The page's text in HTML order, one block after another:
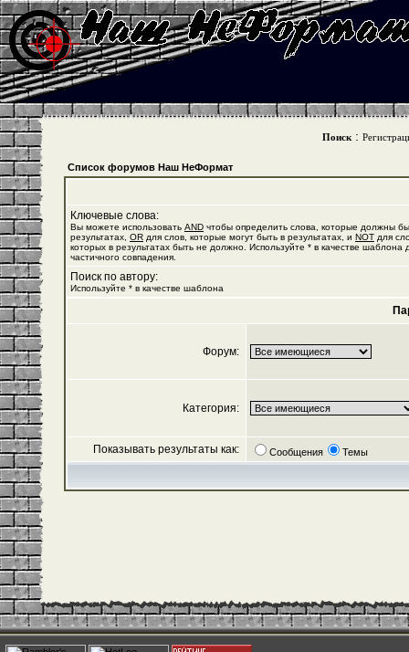
Поиск :
Список форумов Наш НеФормат
Ключевые слова:
Вы можете использовать AND чтобы определить слова, которые должны
результатах, OR для слов, которые могут быть в результатах, и NOT для
которых в результатах быть не должно. Используйте * в качестве шаблона
частичного совпадения.
Поиск по автору:
Используйте * в качестве шаблона
Форум:
Категория:
Показывать результаты как: Сообщения Темы